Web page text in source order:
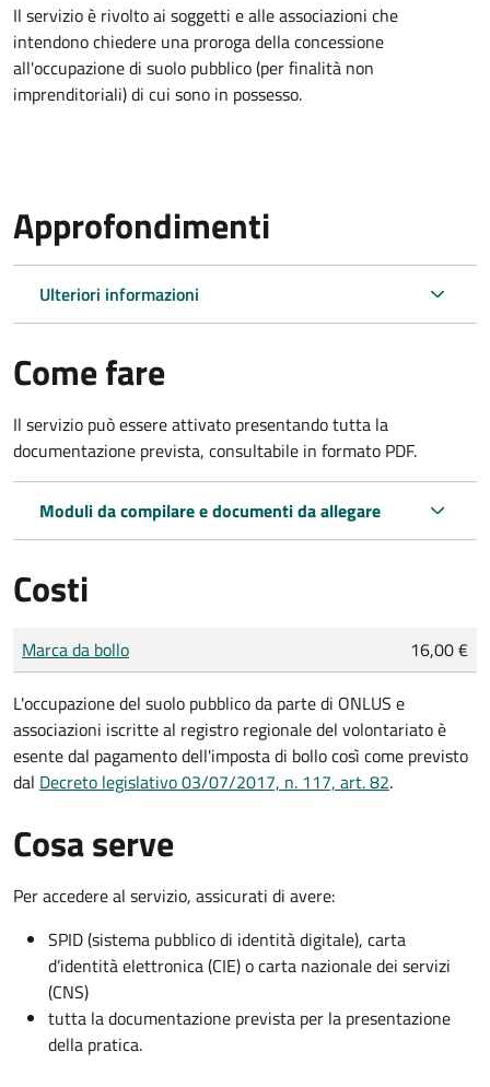
Il servizio è rivolto ai soggetti e alle associazioni che
intendono chiedere una proroga della concessione
all'occupazione di suolo pubblico (per finalità non
imprenditoriali) di cui sono in possesso.
Approfondimenti
Ulteriori informazioni
Come fare
Il servizio può essere attivato presentando tutta la
documentazione prevista, consultabile in formato PDF.
Moduli da compilare e documenti da allegare
Costi
Tipo di pagamento
Importo
Marca da bollo 16,00 €
L'occupazione del suolo pubblico da parte di ONLUS e
associazioni iscritte al registro regionale del volontariato è
esente dal pagamento dell'imposta di bollo così come previsto
dal Decreto legislativo 03/07/2017, n. 117, art. 82.
Cosa serve
Per accedere al servizio, assicurati di avere:
SPID (sistema pubblico di identità digitale), carta
d’identità elettronica (CIE) o carta nazionale dei servizi
(CNS)
tutta la documentazione prevista per la presentazione
della pratica.